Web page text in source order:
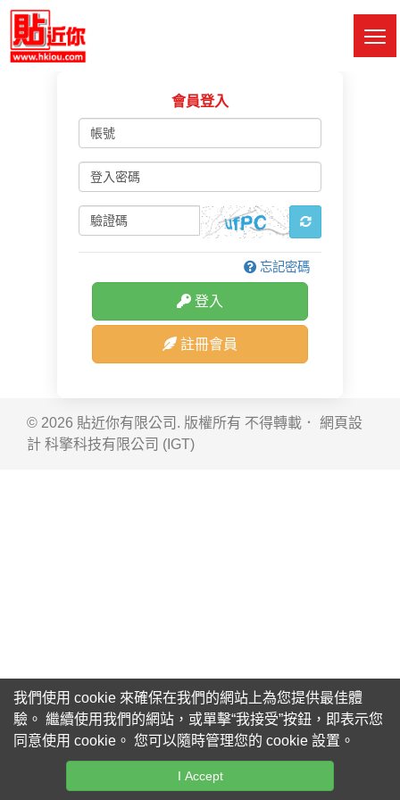
Skip
main
會員登入
號
入
密
碼
驗
證
碼
忘記密碼
登入
註冊會員
© 2026 貼近你有限公司. 版權所有 不得轉載． 網頁設
計 科擎科技有限公司 (IGT)
我們使用 cookie 來確保在我們的網站上為您提供最佳體
驗。 繼續使用我們的網站，或單擊“我接受”按鈕，即表示您
同意使用 cookie。 您可以隨時管理您的 cookie 設置。
I Accept